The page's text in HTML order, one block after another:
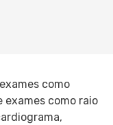
como
exames como raio